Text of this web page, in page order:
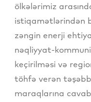
ölkələrimiz
istiqamətlərindən
zəngin enerji
nəqliyyat-
keçirilməsi və
töhfə verən
maraqlarına